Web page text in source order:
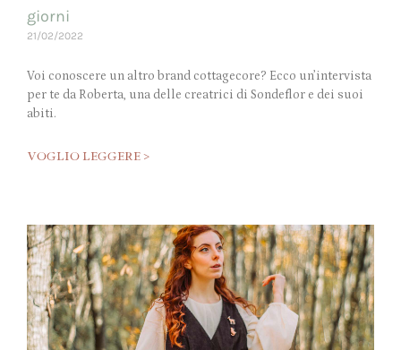
giorni
21/02/2022
Voi conoscere un altro brand cottagecore? Ecco un’intervista
per te da Roberta, una delle creatrici di Sondeflor e dei suoi
abiti.
VOGLIO LEGGERE >